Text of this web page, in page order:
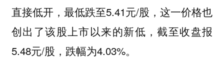
直接低开，最低跌至5.41元/股，这一价格也
创出了该股上市以来的新低，截至收盘报
5.48元/股，跌幅为4.03%。